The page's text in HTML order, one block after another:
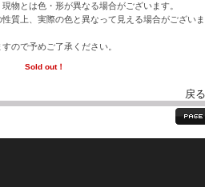
物とは色・形が異なる場合がございます。
質上、実際の色と異なって見える場合がございま
ので予めご了承ください。
Sold out！
戻る